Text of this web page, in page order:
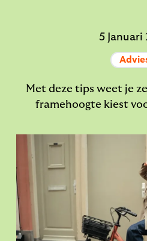
5 Januari
Met deze tips weet je
framehoogte kiest